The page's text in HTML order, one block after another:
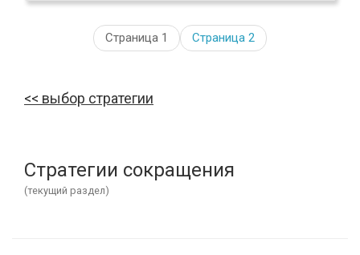
Страница 1 Страница 2
выбор стратегии
Стратегии сокращения
(текущий раздел)